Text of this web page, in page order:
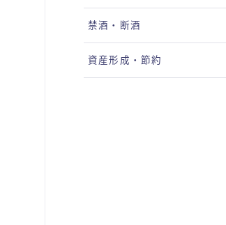
禁酒・断酒
資産形成・節約